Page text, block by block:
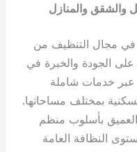
والشقق والمنازل
في مجال التنظيف من
الجودة والخبرة في
عبر خدمات شاملة
بمختلف مساحاتها.
بأسلوب منظم
النظافة العامة